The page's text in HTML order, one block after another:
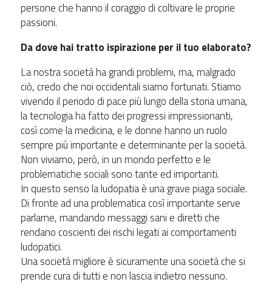
persone che hanno il coraggio di coltivare le proprie
passioni.
Da dove hai tratto ispirazione per il tuo elaborato?
La nostra società ha grandi problemi, ma, malgrado
ciò, credo che noi occidentali siamo fortunati. Stiamo
vivendo il periodo di pace più lungo della storia umana,
la tecnologia ha fatto dei progressi impressionanti,
così come la medicina, e le donne hanno un ruolo
sempre più importante e determinante per la società.
Non viviamo, però, in un mondo perfetto e le
problematiche sociali sono tante ed importanti.
In questo senso la ludopatia è una grave piaga sociale.
Di fronte ad una problematica così importante serve
parlarne, mandando messaggi sani e diretti che
rendano coscienti dei rischi legati ai comportamenti
ludopatici.
Una società migliore è sicuramente una società che si
prende cura di tutti e non lascia indietro nessuno.